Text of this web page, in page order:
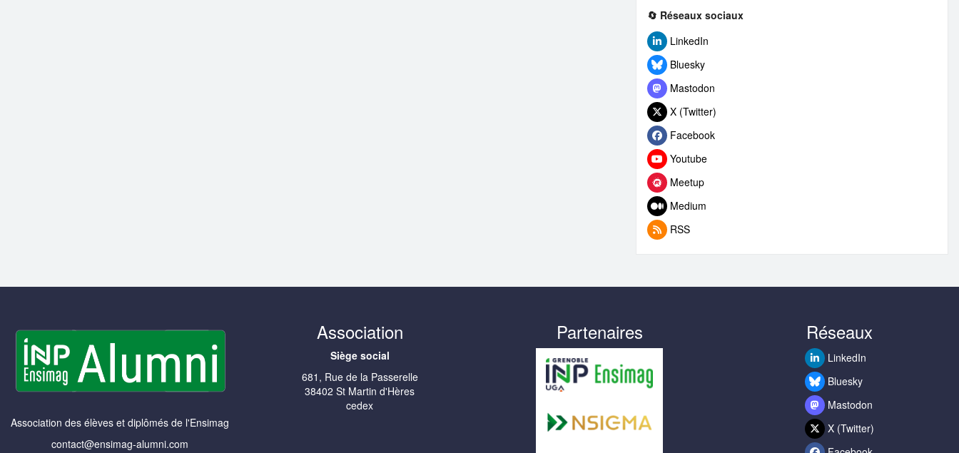
🔄 Réseaux sociaux
LinkedIn
Bluesky
Mastodon
X (Twitter)
Facebook
Youtube
Meetup
Medium
RSS
Association des élèves et diplômés de l'Ensimag
contact@ensimag-alumni.com
Association
Siège social
681, Rue de la Passerelle
38402 St Martin d'Hères
cedex
Partenaires Réseaux
LinkedIn
Bluesky
Mastodon
X (Twitter)